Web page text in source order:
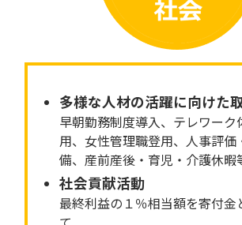
多様な人材の活躍に向けた
早朝勤務制度導入、テレワーク
用、女性管理職登用、人事評価
備、産前産後・育児・介護休暇
社会貢献活動
最終利益の１％相当額を寄付金